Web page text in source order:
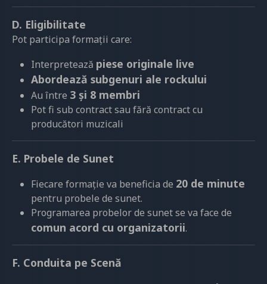
D. Eligibilitate
Pot participa formații care:
Interpretează piese originale live
Abordează subgenuri ale rockului
Au între 3 și 8 membri
Pot fi sub contract sau fără contract cu
producători muzicali
E. Probele de Sunet
Fiecare formație va beneficia de 20 de minute
pentru probele de sunet.
Programarea probelor de sunet se va face de
comun acord cu organizatorii.
F. Conduita pe Scenă